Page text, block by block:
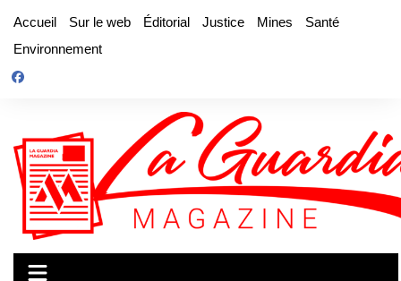
contenu
Accueil Sur le web Éditorial Justice Mines
Santé
Environnement